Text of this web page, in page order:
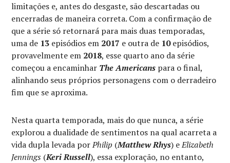
limitações e, antes do desgaste, são descartadas ou
encerradas de maneira correta. Com a confirmação de
que a série só retornará para mais duas temporadas,
uma de 13 episódios em 2017 e outra de 10episódios,
provavelmente em 2018, esse quarto ano da série
começou a encaminhar The Americans para o final,
alinhando seus próprios personagens com o derradeiro
fim que se aproxima.
Nesta quarta temporada, mais do que nunca, a série
explorou a dualidade de sentimentos na qual acarreta a
vida dupla levada porPhilip (Matthew Rhys) eElizabeth
Jennings (Keri Russell), essa exploração, no entanto,